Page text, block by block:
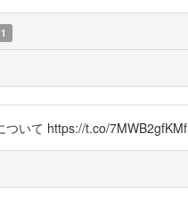
1
ついて https://t.co/7MWB2gfKMf